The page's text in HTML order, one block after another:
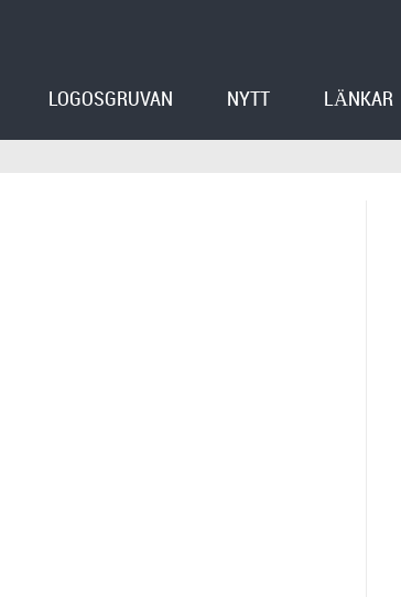
LOGOSGRUVAN NYTT LÄNKAR